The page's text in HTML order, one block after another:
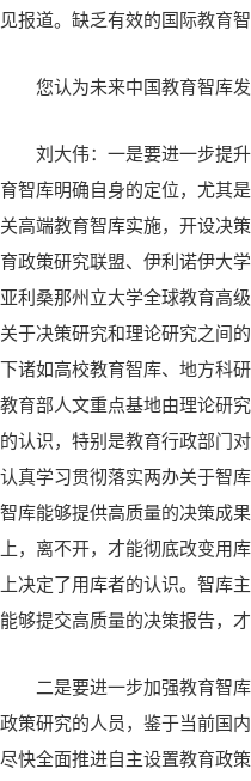
见报道。缺乏有效的国际教育
您认为未来中国教育智库
刘大伟：一是要进一步提
育智库明确自身的定位，尤其
关高端教育智库实施，开设决
育政策研究联盟、伊利诺伊大
亚利桑那州立大学全球教育高
关于决策研究和理论研究之间
下诸如高校教育智库、地方科
教育部人文重点基地由理论研
的认识，特别是教育行政部门
认真学习贯彻落实两办关于智
智库能够提供高质量的决策成
上，离不开，才能彻底改变用
上决定了用库者的认识。智库
能够提交高质量的决策报告，才
二是要进一步加强教育智
政策研究的人员，鉴于当前国
尽快全面推进自主设置教育政